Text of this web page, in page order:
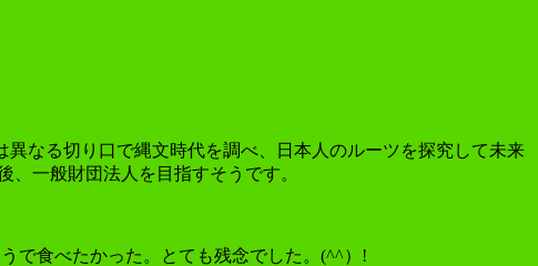
なる切り口で縄文時代を調べ、日本人のルーツを探究して未来
一般財団法人を目指すそうです。
で食べたかった。とても残念でした。(^^）!